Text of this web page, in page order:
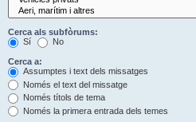
Cerca als subfòrums:
Sí
No
Cerca a:
Assumptes i text dels missatges
Només el text del missatge
Només títols de tema
Només la primera entrada dels temes